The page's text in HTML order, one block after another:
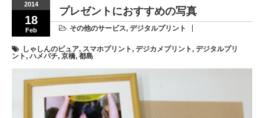
2014
18
Feb
プレゼントにおすすめの写真
その他のサービス, デジタルプリント
しゃしんのピュア, スマホプリント, デジカメプリント, デジタルプリ
ント, ハメパチ, 京橋, 都島